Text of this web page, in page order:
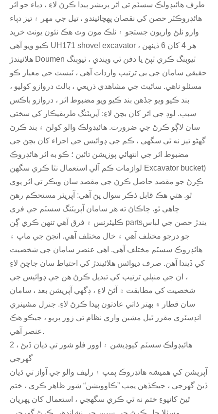
طرف هائيڊولڪ سسٽم تي اثر پريشر پيدا ڪرڻ لاءِ ، دٻاء جو اثر
هائڊروڪٽر حصن کي نقصان پهچائيندو ، تيل جي مهر ۽ تيز دٻاء
وارو نلڻ واريون جستجو ۽ نلڪ مون وٽ هڪ نئون يونٽ خريد
ڪيو ويو آهي UH171 shovel excavator ، هر 4 کان 6 ڏينهن
هلائيندڙ Doumen ٽيوبنگ ڪري ٽپڻ يا دفن ٿي ويندي ، ٽيوبنگ
حقيقي سامان جي بي ترتيب واردات آهي ، ٽيسٽ جي معيار ڪو
مسئلو ناهي. سائيٽ جي مشاهدي ذريعي ، بالٽ دروازو کوليو ،
بند ڪيو ويو جڏهن بند ڪيو ويو مضبوط اثر ، دروازو باڪس
سبب. لوڊ جي اثر کان بچڻ لاءِ: آپريٽنگ طريقيڪار کي سختي
سان لاڳو ڪرڻ جي ضرورت. هائيڊولڪ والو کولڻ ۽ بند ڪرڻ
گهڻو تيز نه ٿي سگهي ، ڪم جي ڊوائيس جي اجزاء کان بچڻ جي
مضبوط اثر جي انتهائي پوزيشن تائين ؛ ڪو به اثر هائڊروڪ
لوازمات ڪم آلي استعمال نٿا ڪري سگھن Excavator bucket)
ڪِرڻ جو مقصد حاصل ڪرڻ جي مقصد سان ويڪر تي اثر پوي
ٿو. هتي هڪ قابل ذڪر سوال پڻ آهي: آپريٽر مستحڪم رهڻ
چاهي ٿو. ڇاڪاڻ ته هر سامان آپريٽنگ سسٽم جي فري
ڪليئرنس ۾ فرق آهي تنهن ڪري ڳن partsيندڙ حصن جي لباس
جو درجو مختلف آهي ۽ خال مختلف آهي. انجڻ جي ماپ ۽
هائڊروڪ سسٽم مختلف آهي. اهي عنصر سامان جي شخصيت
کي ڏيندا آهن. صرف ڊيوائس هلائيندڙ کي احتياط سان جاچڻ لاءِ
، ان جي منپلي ترتيب کي تبديل ڪرڻ هن جي ڊوائيس جي
شخصيت کي مطابقت ۾ آڻڻ لاءِ ، ڊگھي آپريشن بعد ، سامان
سان قطار ۾ بهتر ذاتي عادتون پيدا ڪرڻ لاءِ. جنرل مشينري
انڊسٽري مقرر ٿيل مشين واري نظام تي زور ڀريو ، جيڪو هڪ
عنصر آهي.
2 ، هائيڊولڪ سسٽم کيوڊيشن ۽ اوور فلو شور تي ڌيان ڏيڻ
گهرجي
آپريشن کي هميشه هائڊروڪ پمپ ۽ رليف والو جي آواز تي ڌيان
ڏيڻ گهرجي ، جيڪڏهن پمپ ”ڪاوويشن“ شور ظاهر ڪري ، ختم
ٿيڻ کانپوءِ ختم نه ٿي ڪري سگهجي ، استعمال کان پهريان